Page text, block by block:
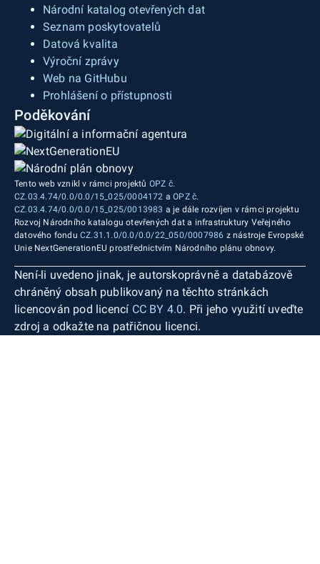
Národní katalog otevřených dat
Seznam poskytovatelů
Datová kvalita
Výroční zprávy
Web na GitHubu
Prohlášení o přístupnosti
Poděkování
Tento web vznikl v rámci projektů OPZ č.
CZ.03.4.74/0.0/0.0/15_025/0004172 aOPZ č.
CZ.03.4.74/0.0/0.0/15_025/0013983 a je dále rozvíjen v rámci projektu
Rozvoj Národního katalogu otevřených dat a infrastruktury Veřejného
datového fondu CZ.31.1.0/0.0/0.0/22_050/0007986 z nástroje Evropské
Unie NextGenerationEU prostřednictvím Národního plánu obnovy.
Není-li uvedeno jinak, je autorskoprávně a databázově
chráněný obsah publikovaný na těchto stránkách
licencován pod licencí CC BY 4.0. Při jeho využití uveďte
zdroj a odkažte na patřičnou licenci.